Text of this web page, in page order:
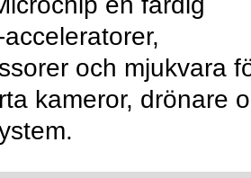
och mjukvara
kameror, drönare